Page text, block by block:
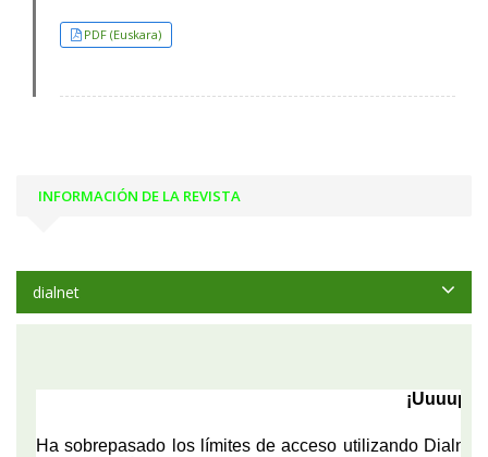
PDF (Euskara)
INFORMACIÓN DE LA REVISTA
dialnet